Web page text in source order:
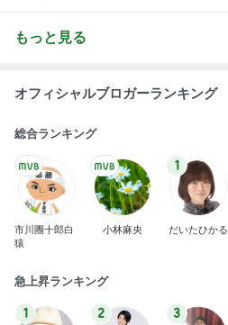
もっと見る
オフィシャルブロガーランキング
総合ランキング
市川團十郎白
猿
小林麻央
1
だいたひかる
急上昇ランキング
1 2 3